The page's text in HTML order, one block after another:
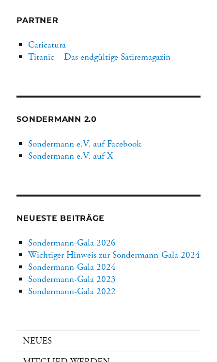
PARTNER
Caricatura
Titanic – Das endgültige Satiremagazin
SONDERMANN 2.0
Sondermann e.V. auf Facebook
Sondermann e.V. auf X
NEUESTE BEITRÄGE
Sondermann-Gala 2026
Wichtiger Hinweis zur Sondermann-Gala 2024
Sondermann-Gala 2024
Sondermann-Gala 2023
Sondermann-Gala 2022
NEUES